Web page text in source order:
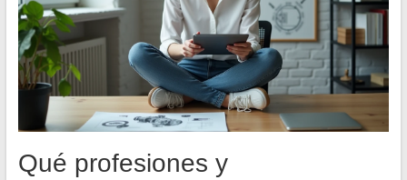
Qué profesiones y